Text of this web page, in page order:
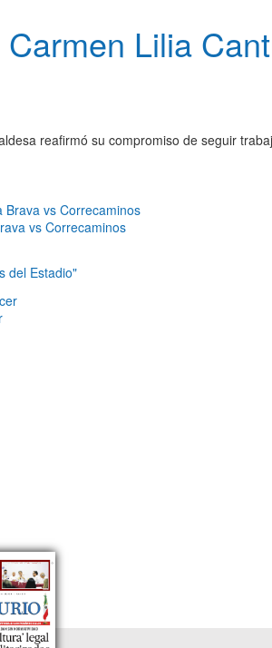
Lilia
reafirmó su compromiso de seguir
vs Correcaminos
del Estadio"